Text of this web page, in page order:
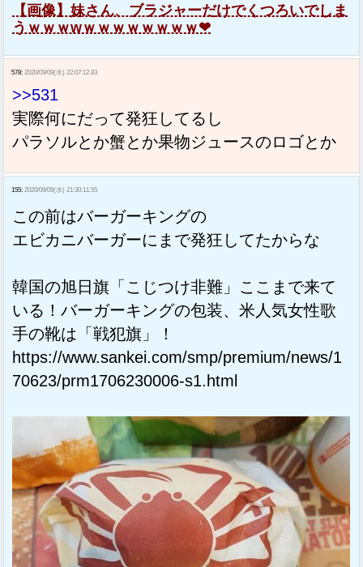
【画像】妹さん、ブラジャーだけでくつろいでしま
うｗｗｗwｗｗｗｗｗｗｗｗ❤
578: 2020/09/09(水) 22:07:12.83
>>531
実際何にだって発狂してるし
パラソルとか蟹とか果物ジュースのロゴとか
155: 2020/09/09(水) 21:30:11.55
この前はバーガーキングの
エビカニバーガーにまで発狂してたからな
韓国の旭日旗「こじつけ非難」ここまで来て
いる！バーガーキングの包装、米人気女性歌
手の靴は「戦犯旗」！
https://www.sankei.com/smp/premium/news/1
70623/prm1706230006-s1.html